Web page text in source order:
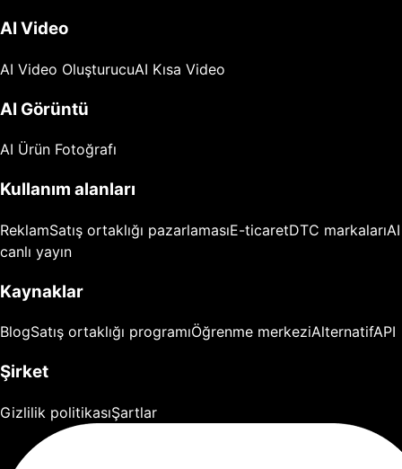
AI Video
AI Video OluşturucuAI Kısa Video
AI Görüntü
AI Ürün Fotoğrafı
Kullanım alanları
ReklamSatış ortaklığı pazarlamasıE-ticaretDTC markalarıAI
canlı yayın
Kaynaklar
BlogSatış ortaklığı programıÖğrenme merkeziAlternatifAPI
Şirket
Gizlilik politikasıŞartlar